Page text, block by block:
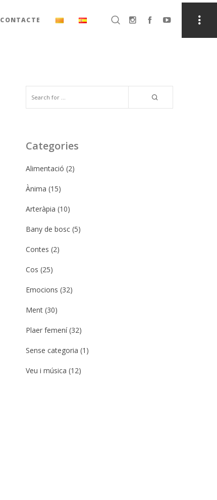
CONTACTE
Categories
Alimentació (2)
Ànima (15)
Arteràpia (10)
Bany de bosc(5)
Contes (2)
Cos (25)
Emocions (32)
Ment(30)
Plaer femení(32)
Sense categoria (1)
Veu i música (12)